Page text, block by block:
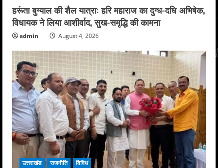
हरूंता बुग्याल की शैल यात्रा: हरि महाराज का दुग्ध-दधि अभिषेक,
विधायक ने लिया आशीर्वाद, सुख-समृद्धि की कामना
admin August 4, 2026
उत्तराखंड राजनीति विविध